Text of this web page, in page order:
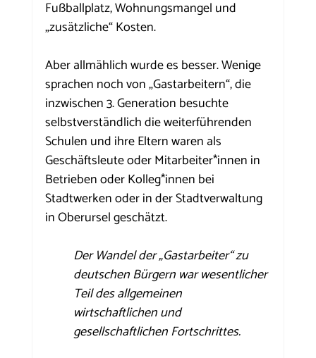
Fußballplatz, Wohnungsmangel und
„zusätzliche“ Kosten.
Aber allmählich wurde es besser. Wenige
sprachen noch von „Gastarbeitern“, die
inzwischen 3. Generation besuchte
selbstverständlich die weiterführenden
Schulen und ihre Eltern waren als
Geschäftsleute oder Mitarbeiter*innen in
Betrieben oder Kolleg*innen bei
Stadtwerken oder in der Stadtverwaltung
in Oberursel geschätzt.
Der Wandel der „Gastarbeiter“ zu
deutschen Bürgern war wesentlicher
Teil des allgemeinen
wirtschaftlichen und
gesellschaftlichen Fortschrittes.